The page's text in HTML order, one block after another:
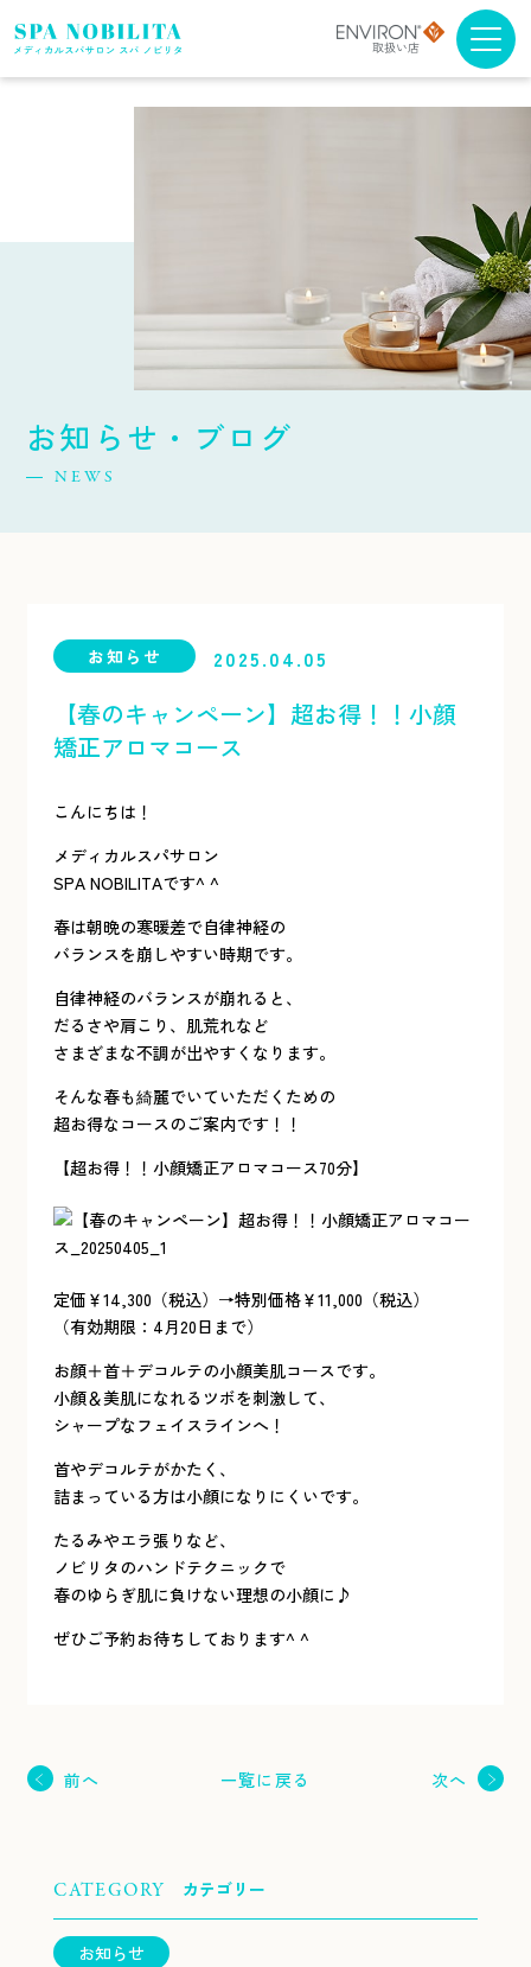
メニュー・料金
スパノビリタについて
取扱商品について
お知らせ・ブログ
NEWS
お知らせ 2025.04.05
【春のキャンペーン】超お得！！小顔
矯正アロマコース
こんにちは！
メディカルスパサロン
SPA NOBILITAです^ ^
春は朝晩の寒暖差で自律神経の
バランスを崩しやすい時期です。
自律神経のバランスが崩れると、
だるさや肩こり、肌荒れなど
さまざまな不調が出やすくなります。
そんな春も綺麗でいていただくための
超お得なコースのご案内です！！
【超お得！！小顔矯正アロマコース70分】
定価￥14,300（税込）→特別価格￥11,000（税込）
（有効期限：4月20日まで）
お顔＋首＋デコルテの小顔美肌コースです。
小顔＆美肌になれるツボを刺激して、
シャープなフェイスラインへ！
首やデコルテがかたく、
詰まっている方は小顔になりにくいです。
たるみやエラ張りなど、
ノビリタのハンドテクニックで
春のゆらぎ肌に負けない理想の小顔に♪
ぜひご予約お待ちしております^ ^
前へ 一覧に戻る 次へ
CATEGORY カテゴリー
お知らせ